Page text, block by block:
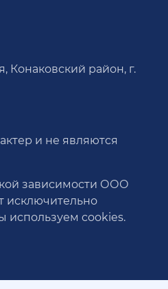
Конаковский район, г.
и не являются
зависимости ООО
исключительно
используем cookies.